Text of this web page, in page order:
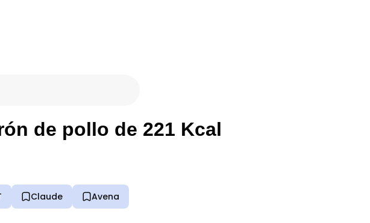
de pollo de 221 Kcal
Claude Avena